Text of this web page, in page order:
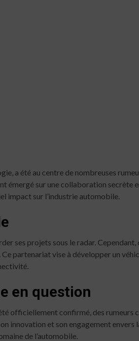
a été au centre de nombreuses
émergé sur une collaboration
impact sur l’industrie automobile.
ses projets sous le radar.
partenariat vise à développer un
en question
officiellement confirmé, des
innovation et son engagement
de l’automobile.